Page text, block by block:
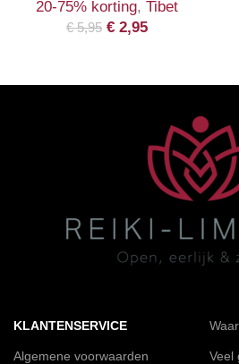
20-75% korting, Tibet
€5,95 € 2,95
KLANTENSERVICE
Algemene voorwaarden Veel